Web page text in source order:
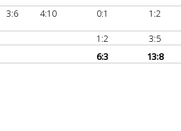
3:6 4:10 0:1 1:2
1:2 3:5
6:3 13:8